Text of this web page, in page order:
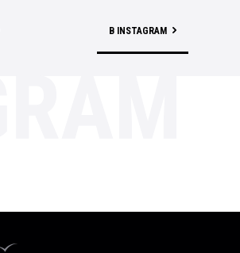
В INSTAGRAM